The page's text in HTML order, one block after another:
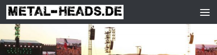
Zum Inhalt springen